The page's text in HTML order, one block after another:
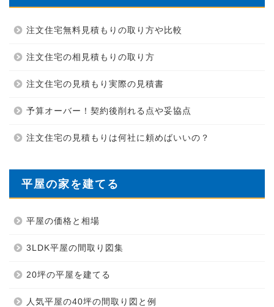
注文住宅無料見積もりの取り方や比較
注文住宅の相見積もりの取り方
注文住宅の見積もり実際の見積書
予算オーバー！契約後削れる点や妥協点
注文住宅の見積もりは何社に頼めばいいの？
平屋の家を建てる
平屋の価格と相場
3LDK平屋の間取り図集
20坪の平屋を建てる
人気平屋の40坪の間取り図と例